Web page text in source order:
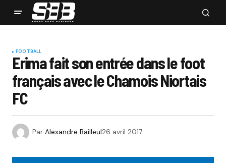
FOOTBALL
Erima fait son entrée dans le foot
français avec le Chamois Niortais
FC
Par Alexandre Bailleul26 avril 2017